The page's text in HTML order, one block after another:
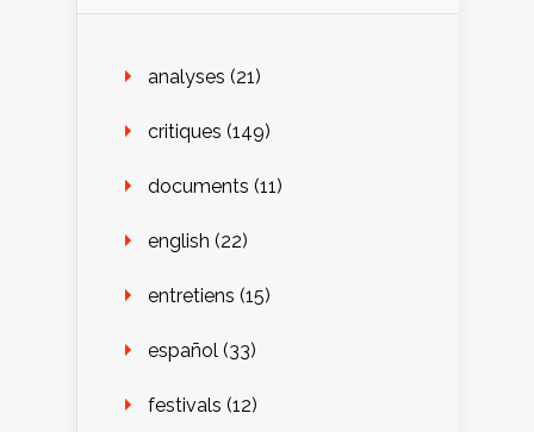
analyses (21)
critiques (149)
documents (11)
english (22)
entretiens (15)
español (33)
festivals (12)